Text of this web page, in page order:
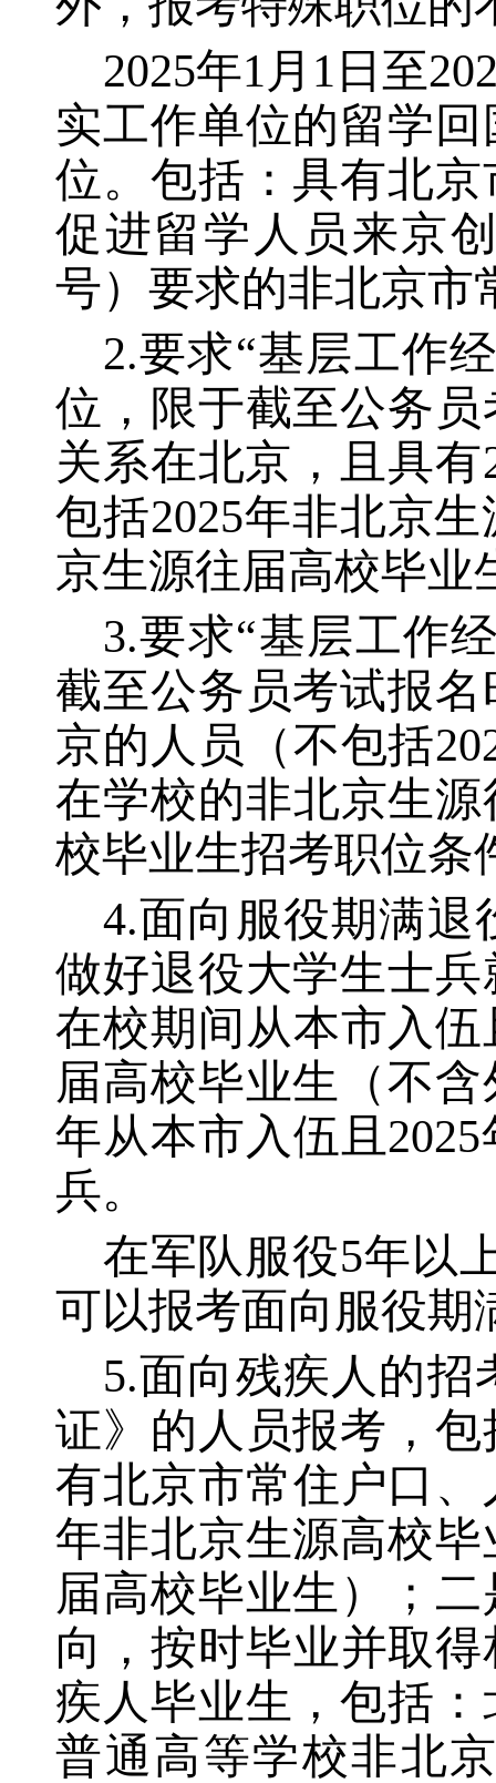
2025年1月1日至
实工作单位的留学
位。包括：具有北
促进留学人员来京
号）要求的非北京市
2.要求“基层工作
位，限于截至公务
关系在北京，且具
包括2025年非北京
京生源往届高校毕业
3.要求“基层工作
截至公务员考试报
京的人员（不包括
在学校的非北京生
校毕业生招考职位条
4.面向服役期满退
做好退役大学生士
在校期间从本市入
届高校毕业生（不
年从本市入伍且
兵。
在军队服役5年以
可以报考面向服役期
5.面向残疾人的
证》的人员报考，
有北京市常住户口
年非北京生源高校
届高校毕业生）；
向，按时毕业并取
疾人毕业生，包括
普通高等学校非北